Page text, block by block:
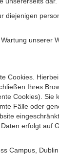
unserer
Cookies.
Ihres
Cookies).
Fälle oder
erfolgt auf
Campus,